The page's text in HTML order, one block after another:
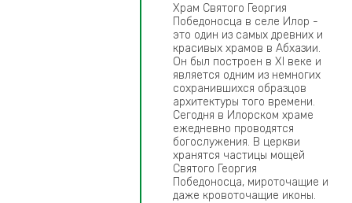
Храм Святого Георгия
Победоносца в селе Илор -
это один из самых древних и
красивых храмов в Абхазии.
Он был построен в XI веке и
является одним из немногих
сохранившихся образцов
архитектуры того времени.
Сегодня в Илорском храме
ежедневно проводятся
богослужения. В церкви
хранятся частицы мощей
Cвятого Георгия
Победоносца, мироточащие и
даже кровоточащие иконы.